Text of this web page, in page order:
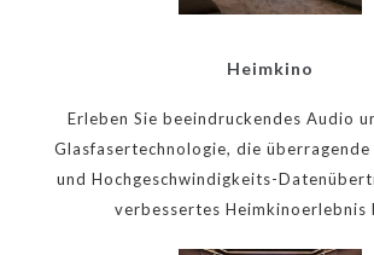
Heimkino
Erleben Sie beeindruckendes Audio
Glasfasertechnologie, die
und Hochgeschwindigkeits-
verbessertes Heimkinoerlebnis